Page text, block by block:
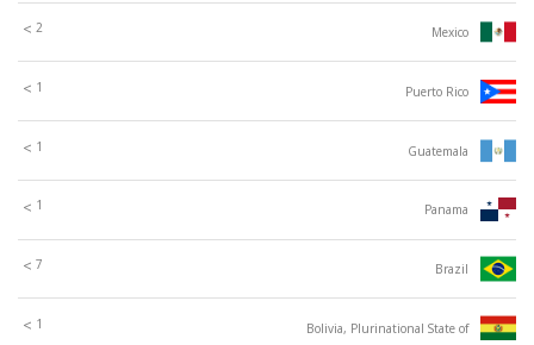
Mexico
2
>
Puerto Rico
1
>
Guatemala
1
>
Panama
1
>
Brazil
7
>
Bolivia, Plurinational State of
1
>